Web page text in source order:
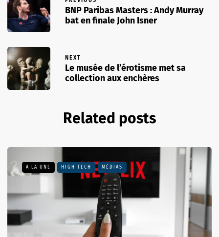
BNP Paribas Masters : Andy Murray
bat en finale John Isner
NEXT
Le musée de l’érotisme met sa
collection aux enchères
Related posts
A LA UNE HIGH TECH MÉDIAS